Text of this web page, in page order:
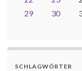
29
30
SCHLAGWÖRTER